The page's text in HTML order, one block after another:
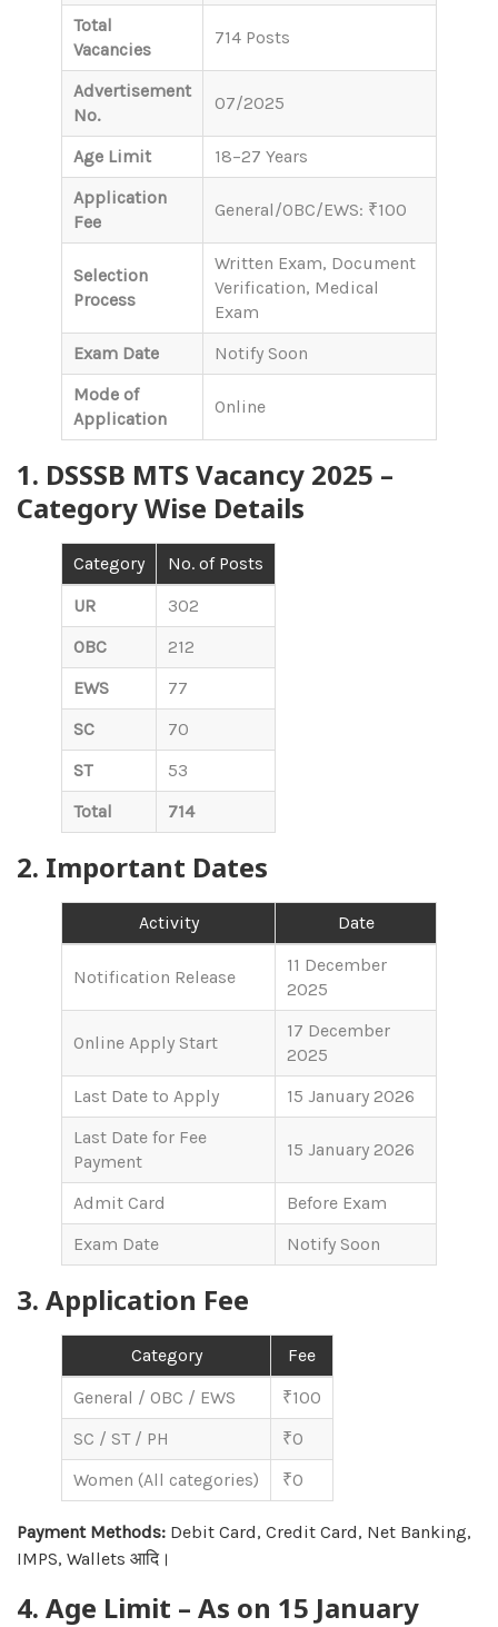
Total
Vacancies
714 Posts
Advertisement
No.
07/2025
Age Limit
18–27 Years
Application
Fee
General/OBC/EWS: ₹100
Selection
Process
Written Exam, Document
Verification, Medical
Exam
Exam Date
Notify Soon
Mode of
Application
Online
1. DSSSB MTS Vacancy 2025 –
Category Wise Details
Category
No. of Posts
UR
302
OBC
212
EWS
77
SC
70
ST
53
Total
714
2. Important Dates
Activity Date
Notification Release
11 December
2025
Online Apply Start
17 December
2025
Last Date to Apply
15 January 2026
Last Date for Fee
Payment
15 January 2026
Admit Card
Before Exam
Exam Date
Notify Soon
3. Application Fee
Category
Fee
General / OBC / EWS
₹100
SC / ST / PH
₹0
Women (All categories)
₹0
Payment Methods: Debit Card, Credit Card, Net Banking,
IMPS, Wallets आदि।
4. Age Limit – As on 15 January